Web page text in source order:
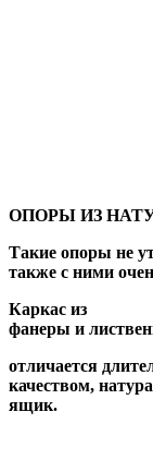
ОПОРЫ ИЗ
Такие опоры не
также с ними
Каркас из
фанеры и
отличается
качеством,
ящик.